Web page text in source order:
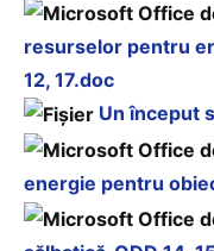
resurselor pentru
12, 17.doc
Un început
energie pentru